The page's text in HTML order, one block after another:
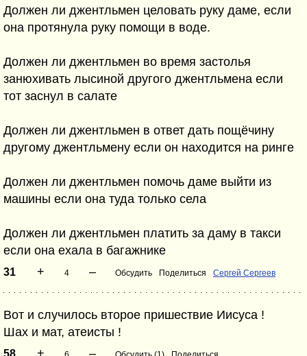
Должен ли джентльмен целовать руку даме, если
она протянула руку помощи в воде.
Должен ли джентльмен во время застолья
занюхивать лысиной другого джентльмена если
тот заснул в салате
Должен ли джентльмен в ответ дать пощёчину
другому джентльмену если он находится на ринге
Должен ли джентльмен помочь даме выйти из
машины если она туда только села
Должен ли джентльмен платить за даму в такси
если она ехала в багажнике
31 + 4 – Обсудить Поделиться Сергей Сергеев
Вот и случилось второе пришествие Иисуса !
Шах и мат, атеисты !
58 + –